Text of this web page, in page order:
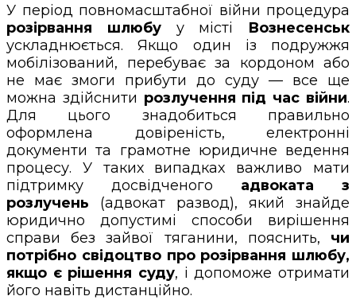
У період повномасштабної війни процедура
розірвання шлюбуу місті Вознесенськ
ускладнюється. Якщо один із подружжя
мобілізований, перебуває за кордоном або
не має змоги прибути до суду — все ще
можна здійснити розлучення під час війни.
Для цього знадобиться правильно
оформлена довіреність, електронні
документи та грамотне юридичне ведення
процесу. У таких випадках важливо мати
підтримку досвідченого адвоката з
розлучень (адвокат развод), який знайде
юридично допустимі способи вирішення
справи без зайвої тяганини, пояснить, чи
потрібно свідоцтво про розірвання шлюбу,
якщо є рішення суду, і допоможе отримати
його навіть дистанційно.